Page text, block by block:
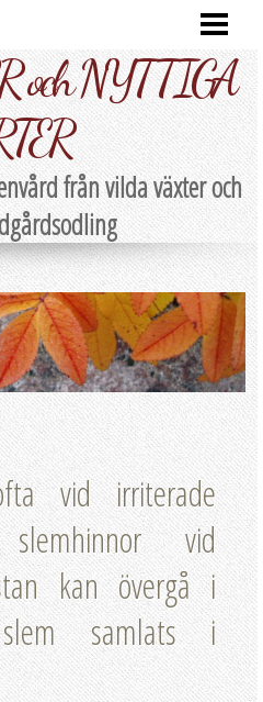
och NYTTIGA
från vilda växter och
vid irriterade
vid
kan övergå i
samlats i